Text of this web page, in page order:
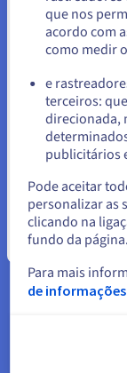
utilizadores
Servidores
VPS Áustria
discos
plataformas
Tráfego
pequeno e
ou espaço
OVHcloud
medida que
Alojamento
na Áustria
proteção de
segurança
acesso
personalizar
Linux
Ficar no
Selecionar
que nos
acordo com
como medir
e
terceiros:
direcionada,
publicitários
Pode aceitar
personalizar as
clicando na
fundo da página.
Para mais
de